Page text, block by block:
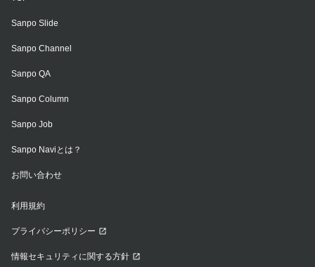
Sanpo Slide
Sanpo Channel
Sanpo QA
Sanpo Column
Sanpo Job
Sanpo Naviとは？
お問い合わせ
利用規約
プライバシーポリシー
情報セキュリティに関する方針